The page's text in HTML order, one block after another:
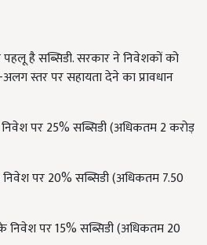
है सब्सिडी. सरकार ने निवेशकों को
स्तर पर सहायता देने का प्रावधान
पर 25% सब्सिडी (अधिकतम 2 करोड़
पर 20% सब्सिडी (अधिकतम 7.50
पर 15% सब्सिडी (अधिकतम 20